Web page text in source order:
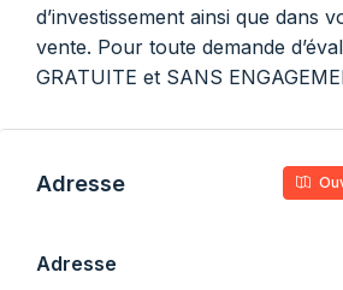
d’investissement ainsi que dans
vente. Pour toute demande
GRATUITE et SANS
Adresse
Adresse